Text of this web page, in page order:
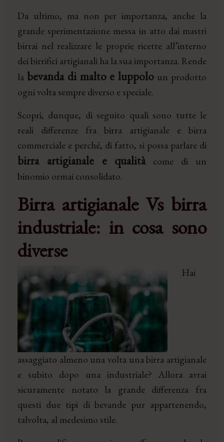
Da ultimo, ma non per importanza, anche la
grande sperimentazione messa in atto dai mastri
birrai nel realizzare le proprie ricette all’interno
dei birrifici artigianali ha la sua importanza. Rende
la bevanda di malto e luppolo un prodotto
ogni volta sempre diverso e speciale.
Scopri, dunque, di seguito quali sono tutte le
reali differenze fra birra artigianale e birra
commerciale e perché, di fatto, si possa parlare di
birra artigianale e qualitàcome di un
binomio ormai consolidato.
Birra artigianale Vs birra
industriale: in cosa sono
diverse
Hai
assaggiato almeno una volta una birra artigianale
e subito dopo una industriale? Allora avrai
sicuramente notato la grande differenza fra
questi due tipi di bevande pur appartenendo,
talvolta, al medesimo stile.